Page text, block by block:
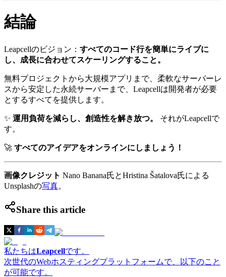
結論
Leapcellのビジョン： すべてのコード行を簡単にライブに
し、成長に合わせてスケーリングすること。
無料プロジェクトから大規模アプリまで、柔軟なサーバーレ
スから安定した永続サーバーまで、Leapcellは開発者が必要
とするすべてを提供します。
✨ 運用負荷を減らし、創造性を解き放つ。
それがLeapcellで
す。
🚀 すべてのアイデアをオンラインにしましょう！
画像クレジット Nano Banana氏とHristina Šatalova氏による
Unsplashの写真。
Share this article
私たちはLeapcellです。
次世代のWebホスティングプラットフォームで、以下のこと
が可能です。